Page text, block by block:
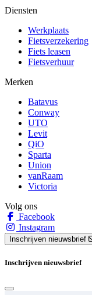
Diensten
Werkplaats
Fietsverzekering
Fiets leasen
Fietsverhuur
Merken
Batavus
Conway
UTO
Levit
QiO
Sparta
Union
vanRaam
Victoria
Volg ons
Facebook
Instagram
Inschrijven nieuwsbrief
Inschrijven nieuwsbrief